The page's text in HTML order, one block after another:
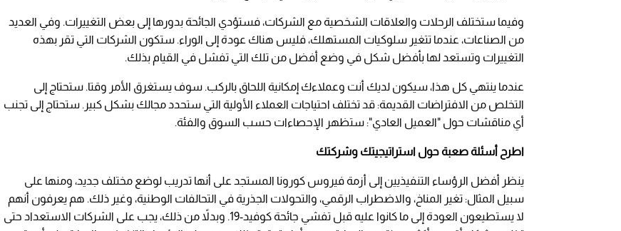
وفيما ستختلف الرحلات والعلاقات الشخصية مع الشركات، فستؤدي الجائحة بدورها إلى بعض التغييرات. وفي العديد
من الصناعات، عندما تتغير سلوكيات المستهلك، فليس هناك عودة إلى الوراء. ستكون الشركات التي تقر بهذه
التغييرات وتستعد لها بأفضل شكل في وضع أفضل من تلك التي تفشل في القيام بذلك.
عندما ينتهي كل هذا، سيكون لديك أنت وعملاءك إمكانية اللحاق بالركب. سوف يستغرق الأمر وقتا. ستحتاج إلى
التخلص من الافتراضات القديمة: قد تختلف احتياجات العملاء الأولية التي ستحدد مجالك بشكل كبير. ستحتاج إلى تجنب
أي مناقشات حول "العميل العادي": ستظهر الإحصاءات حسب السوق والفئة.
اطرح أسئلة صعبة حول استراتيجيتك وشركتك
ينظر أفضل الرؤساء التنفيذيين إلى أزمة فيروس كورونا المستجد على أنها تدريب لوضع مختلف جديد، ومنها على
سبيل المثال: تغير المناخ، والاضطراب الرقمي، والتحولات الجذرية في التحالفات الوطنية، وغير ذلك. هم يعرفون أنهم
لا يستطيعون العودة إلى ما كانوا عليه قبل تفشي جائحة كوفيد-19. وبدلاً من ذلك، يجب على الشركات الاستعداد حتى